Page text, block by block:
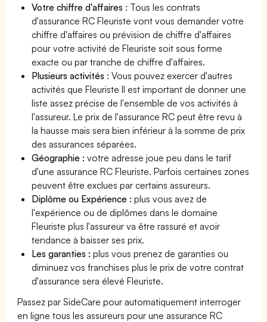
Votre chiffre d'affaires : Tous les contrats
d'assurance RC Fleuriste vont vous demander votre
chiffre d'affaires ou prévision de chiffre d'affaires
pour votre activité de Fleuriste soit sous forme
exacte ou par tranche de chiffre d'affaires.
Plusieurs activités : Vous pouvez exercer d'autres
activités que Fleuriste Il est important de donner une
liste assez précise de l'ensemble de vos activités à
l'assureur. Le prix de l'assurance RC peut être revu à
la hausse mais sera bien inférieur à la somme de prix
des assurances séparées.
Géographie :votre adresse joue peu dans le tarif
d'une assurance RC Fleuriste. Parfois certaines zones
peuvent être exclues par certains assureurs.
Diplôme ou Expérience :plus vous avez de
l'expérience ou de diplômes dans le domaine
Fleuriste plus l'assureur va être rassuré et avoir
tendance à baisser ses prix.
Les garanties :plus vous prenez de garanties ou
diminuez vos franchises plus le prix de votre contrat
d'assurance sera élevé Fleuriste.
Passez par SideCare pour automatiquement interroger
en ligne tous les assureurs pour une assurance RC